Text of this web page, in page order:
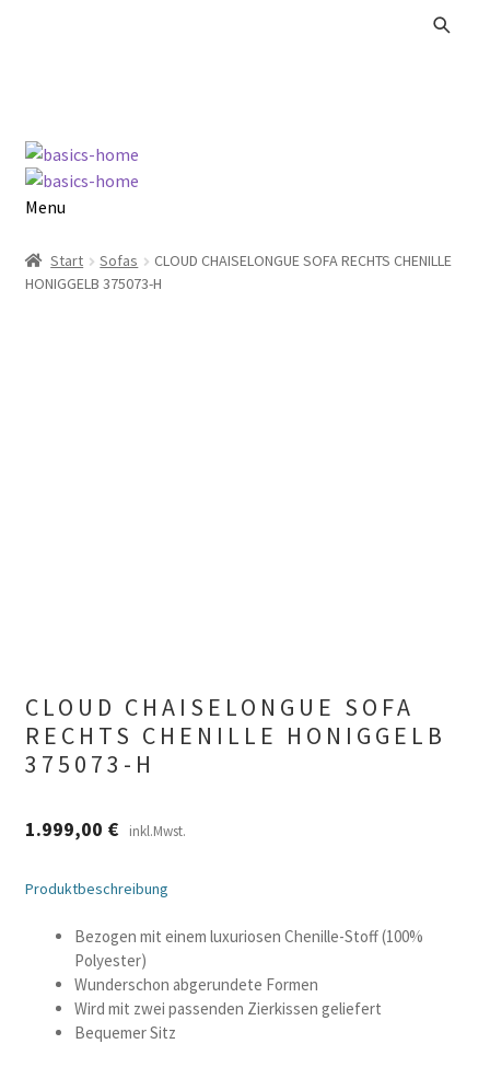
Zur
Navigation
springen
Zum
Inhalt
springen
Menu
Alle Produkte
Start Sofas
CLOUD CHAISELONGUE SOFA RECHTS CHENILLE
HONIGGELB 375073-H
CLOUD CHAISELONGUE SOFA
RECHTS CHENILLE HONIGGELB
375073-H
1.999,00 € inkl.Mwst.
Produktbeschreibung
Bezogen mit einem luxuriosen Chenille-Stoff (100%
Polyester)
Wunderschon abgerundete Formen
Wird mit zwei passenden Zierkissen geliefert
Bequemer Sitz